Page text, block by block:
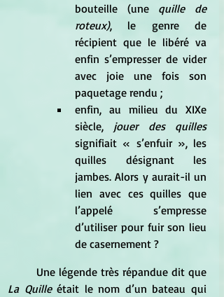
bouteille (une quille de
roteux), le genre de
récipient que le libéré va
enfin s’empresser de vider
avec joie une fois son
paquetage rendu ;
enfin, au milieu du XIXe
siècle, jouer des quilles
signifiait « s’enfuir », les
quilles désignant les
jambes. Alors y aurait-il un
lien avec ces quilles que
l’appelé s’empresse
d’utiliser pour fuir son lieu
de casernement ?
	Une légende très répandue dit que
La Quille était le nom d’un bateau qui